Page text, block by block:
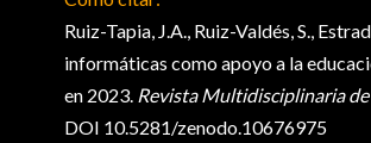
Ruiz-Tapia, J.A., Ruiz-Valdés, S.,
informáticas como apoyo a la
en 2023. RevistaMultidisciplinaria
DOI 10.5281/zenodo.10676975